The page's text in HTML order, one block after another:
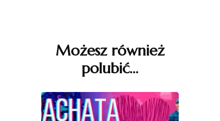
Możesz również
polubić…